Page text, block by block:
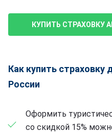
КУПИТЬ СТРАХОВКУ
Как купить страховку
России
Оформить
со скидкой 15%